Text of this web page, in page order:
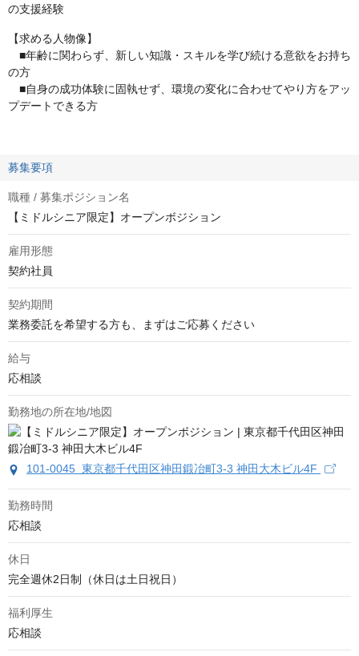
の支援経験
【求める人物像】
■年齢に関わらず、新しい知識・スキルを学び続ける意欲をお持ち
の方
■自身の成功体験に固執せず、環境の変化に合わせてやり方をアッ
プデートできる方
募集要項
職種 / 募集ポジション名
【ミドルシニア限定】オープンボジション
雇用形態
契約社員
契約期間
業務委託を希望する方も、まずはご応募ください
給与
応相談
勤務地の所在地/地図
101-0045 東京都千代田区神田鍛冶町3-3 神田大木ビル4F
勤務時間
応相談
休日
完全週休2日制（休日は土日祝日）
福利厚生
応相談